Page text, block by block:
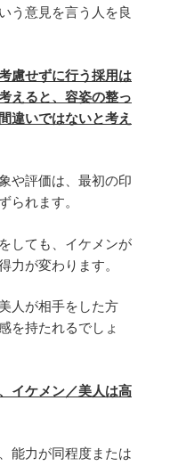
う意見を言う人を良
慮せずに行う採用は
えると、容姿の整っ
違いではないと考え
や評価は、最初の印
られます。
しても、イケメンが
力が変わります。
人が相手をした方
を持たれるでしょ
イケメン／美人は高
能力が同程度または